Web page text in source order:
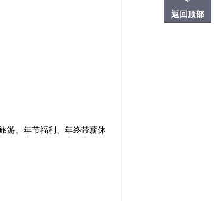
游、年节福利、年终带薪休
返回顶部